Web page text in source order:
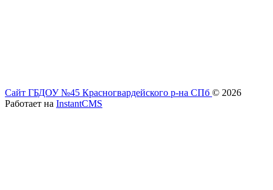
Сайт ГБДОУ №45 Красногвардейского р-на СПб © 2026
Работает на InstantCMS